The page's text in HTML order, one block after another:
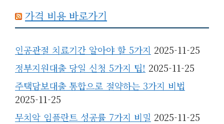
가격 비용 바로가기
인공관절 치료기간 알아야 할 5가지 2025-11-25
정부지원대출 당일 신청 5가지 팁! 2025-11-25
주택담보대출 통합으로 절약하는 3가지 비법
2025-11-25
무치악 임플란트 성공률 7가지 비밀 2025-11-25